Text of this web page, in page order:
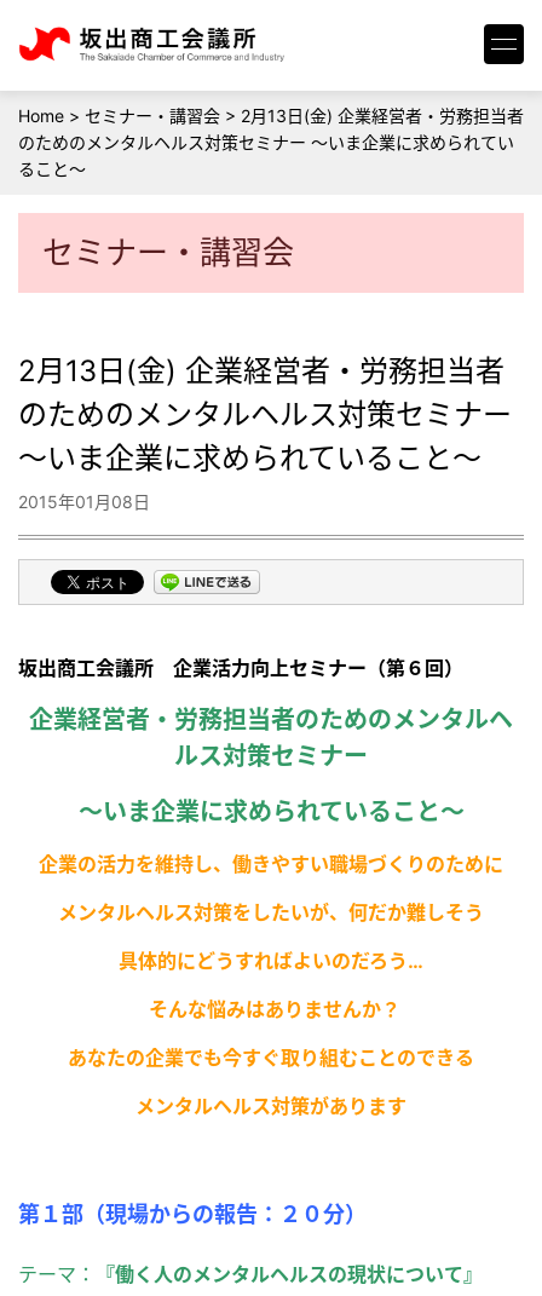
Home > セミナー・講習会 > 2月13日(金) 企業経営者・労務担当者
のためのメンタルヘルス対策セミナー ～いま企業に求められてい
ること～
セミナー・講習会
2月13日(金) 企業経営者・労務担当者
のためのメンタルヘルス対策セミナー
～いま企業に求められていること～
2015年01月08日
坂出商工会議所 企業活力向上セミナー（第６回）
企業経営者・労務担当者のためのメンタルヘ
ルス対策セミナー
～いま企業に求められていること～
企業の活力を維持し、働きやすい職場づくりのために
メンタルヘルス対策をしたいが、何だか難しそう
具体的にどうすればよいのだろう…
そんな悩みはありませんか？
あなたの企業でも今すぐ取り組むことのできる
メンタルヘルス対策があります
第１部（現場からの報告：２０分）
テーマ： 『働く人のメンタルヘルスの現状について』